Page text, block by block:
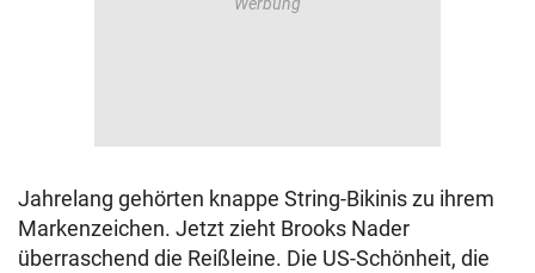
Jahrelang gehörten knappe String-Bikinis zu ihrem
Markenzeichen. Jetzt zieht Brooks Nader
überraschend die Reißleine. Die US-Schönheit, die